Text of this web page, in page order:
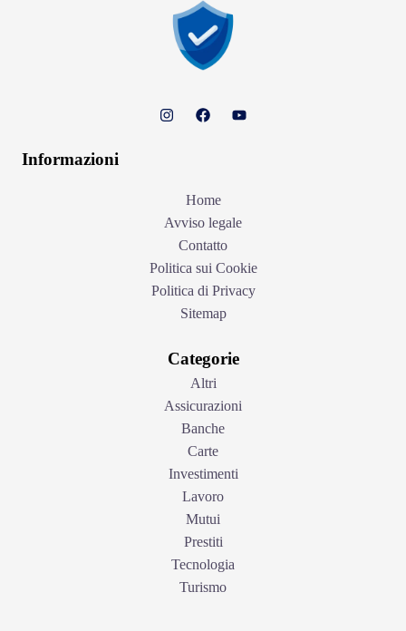
Informazioni
Home
Avviso legale
Contatto
Politica sui Cookie
Politica di Privacy
Sitemap
Categorie
Altri
Assicurazioni
Banche
Carte
Investimenti
Lavoro
Mutui
Prestiti
Tecnologia
Turismo